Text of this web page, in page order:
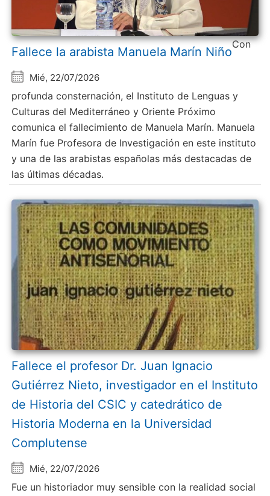
Fallece la arabista Manuela Marín Niño
Mié, 22/07/2026
Con
profunda consternación, el Instituto de Lenguas y
Culturas del Mediterráneo y Oriente Próximo
comunica el fallecimiento de Manuela Marín. Manuela
Marín fue Profesora de Investigación en este instituto
y una de las arabistas españolas más destacadas de
las últimas décadas.
Fallece el profesor Dr. Juan Ignacio
Gutiérrez Nieto, investigador en el Instituto
de Historia del CSIC y catedrático de
Historia Moderna en la Universidad
Complutense
Mié, 22/07/2026
Fue un historiador muy sensible con la realidad social